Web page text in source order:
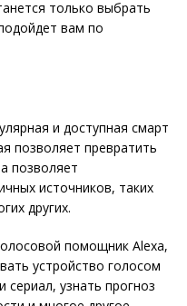
только выбрать
вам по
и доступная смарт
позволяет превратить
позволяет
источников, таких
других.
помощник Alexa,
устройство голосом
узнать прогноз